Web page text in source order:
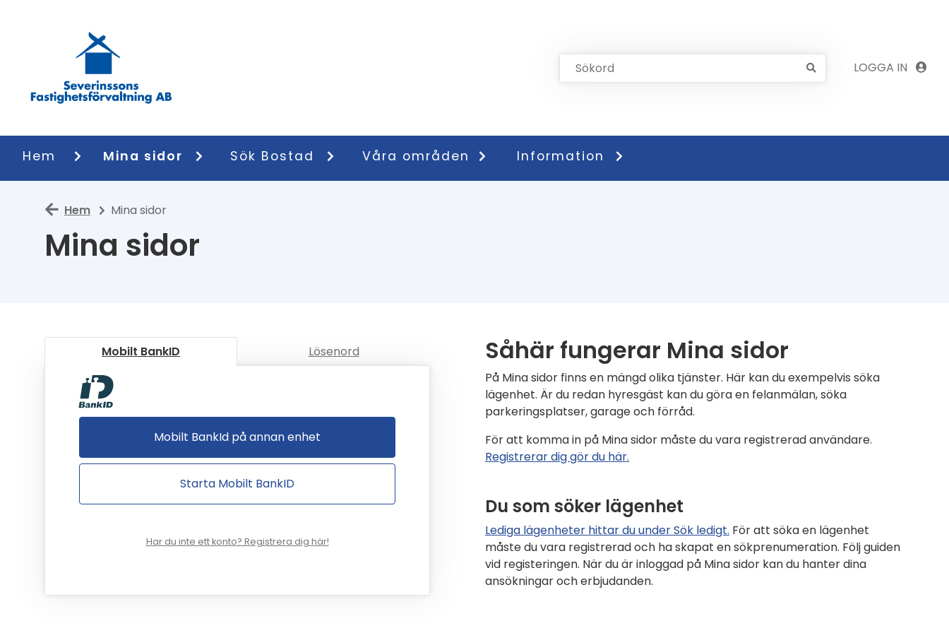
LOGGA IN
Hem Mina sidor Sök Bostad Våra områden Information
Hem Mina sidor
Mina sidor
Mobilt BankID Lösenord
Starta Mobilt BankID
Mobilt BankId på annan enhet
Har du inte ett konto? Registrera dig här!
Såhär fungerar Mina sidor
På Mina sidor finns en mängd olika tjänster. Här kan du exempelvis söka
lägenhet. Är du redan hyresgäst kan du göra en felanmälan, söka
parkeringsplatser, garage och förråd.
För att komma in på Mina sidor måste du vara registrerad användare.
Registrerar dig gör du här.
Du som söker lägenhet
Lediga lägenheter hittar du under Sök ledigt. För att söka en lägenhet
måste du vara registrerad och ha skapat en sökprenumeration. Följ guiden
vid registeringen. När du är inloggad på Mina sidor kan du hanter dina
ansökningar och erbjudanden.